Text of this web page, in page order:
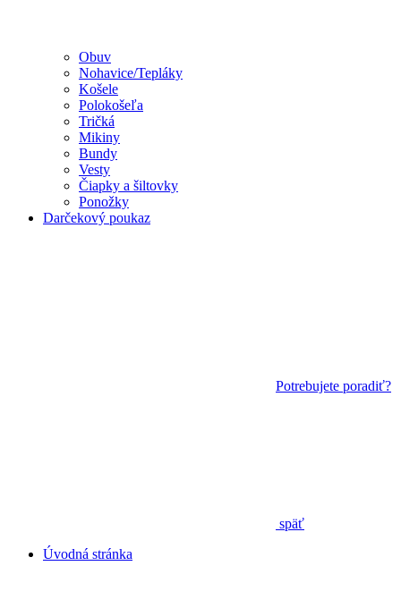
Obuv
Nohavice/Tepláky
Košele
Polokošeľa
Tričká
Mikiny
Bundy
Vesty
Čiapky a šiltovky
Ponožky
Darčekový poukaz
Potrebujete poradiť?
späť
Úvodná stránka